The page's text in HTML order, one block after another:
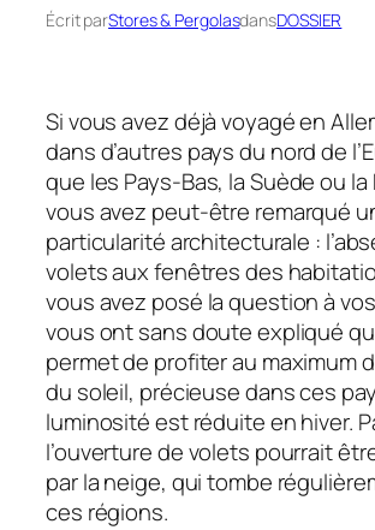
Écrit parStores & PergolasdansDOSSIER
Si vous avez déjà voyagé en
dans d’autres pays du nord de
que les Pays-Bas, la Suède ou la
vous avez peut-être remarqué
particularité architecturale :
volets aux fenêtres des
vous avez posé la question à
vous ont sans doute expliqué
permet de profiter au maximum
du soleil, précieuse dans ces
luminosité est réduite en hiver.
l’ouverture de volets pourrait
par la neige, qui tombe
ces régions.